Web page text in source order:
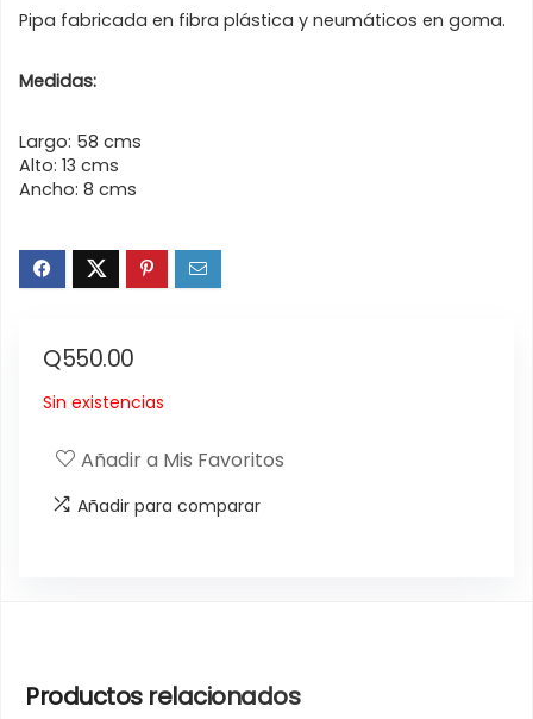
Pipa fabricada en fibra plástica y neumáticos en goma.
Medidas:
Largo: 58 cms
Alto: 13 cms
Ancho: 8 cms
Q550.00
Sin existencias
Añadir a Mis Favoritos
Añadir para comparar
Productos relacionados